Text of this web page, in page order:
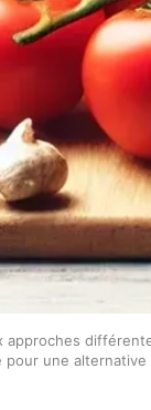
approches
pour une